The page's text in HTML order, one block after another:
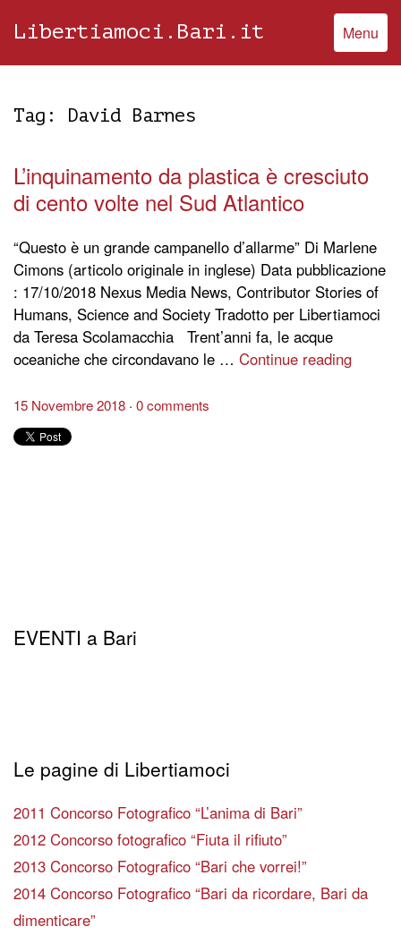
Libertiamoci.Bari.it Menu
Tag: David Barnes
L’inquinamento da plastica è cresciuto
di cento volte nel Sud Atlantico
“Questo è un grande campanello d’allarme” Di Marlene
Cimons (articolo originale in inglese) Data pubblicazione
: 17/10/2018 Nexus Media News, Contributor Stories of
Humans, Science and Society Tradotto per Libertiamoci
da Teresa Scolamacchia Trent’anni fa, le acque
oceaniche che circondavano le … Continue reading
15 Novembre 2018 0 comments
EVENTI a Bari
Le pagine di Libertiamoci
2011 Concorso Fotografico “L’anima di Bari”
2012 Concorso fotografico “Fiuta il rifiuto”
2013 Concorso Fotografico “Bari che vorrei!”
2014 Concorso Fotografico “Bari da ricordare, Bari da
dimenticare”